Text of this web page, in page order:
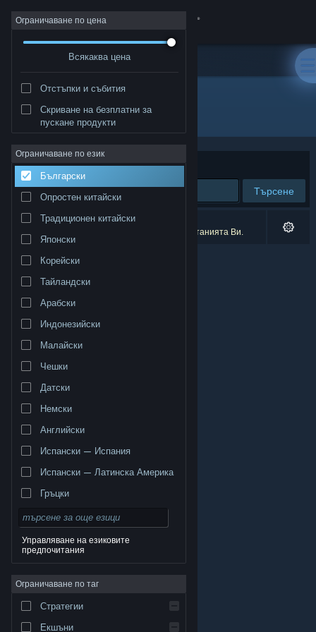
Вписване
Относно
Поддръжка
Смяна на езика
търговски марки принадлежат на съответните им
собственици в САЩ и други страни.
поверителност|Юридическа информация|
Достъпност|Условия за ползване на Steam
Възстановявания|Бисквитки
Ограничаване по цена
Всякаква цена
Отстъпки и събития
Скриване на безплатни за
пускане продукти
Ограничаване по език
Български
Опростен китайски
Традиционен китайски
Японски
Корейски
Тайландски
Арабски
Индонезийски
Малайски
Чешки
Датски
Немски
Английски
Испански — Испания
Испански — Латинска Америка
Гръцки
Управляване на езиковите
предпочитания
Ограничаване по таг
Стратегии
Екшъни
Разработчик: Bearded Eye
Сортиране по Съответстване
Търсене
0 резултата съответстват на търсенето Ви.
3 заглавия бяха изключени спрямо предпочитанията Ви.